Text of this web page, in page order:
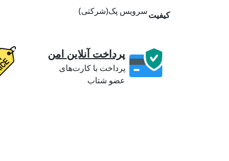
کیفیتسرویس پک(شرکتی)
پرداخت آنلاین امن
پرداخت با کارت‌های
عضو شتاب